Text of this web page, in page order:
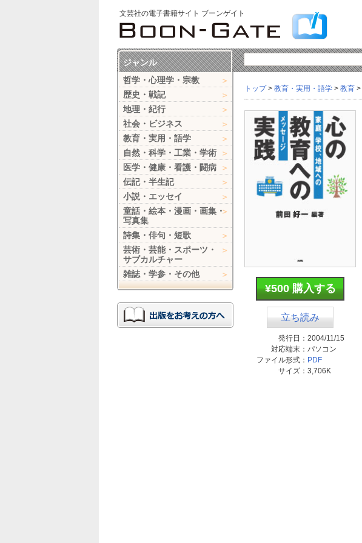
文芸社の電子書籍サイト ブーンゲイト
トップ> 教育・実用・語学 > 教育 >
¥500 購入する
立ち読み
発行日： 2004/11/15
対応端末： パソコン
ファイル形式： PDF
サイズ： 3,706K
ジャンル
哲学・心理学・宗教
歴史・戦記
地理・紀行
社会・ビジネス
教育・実用・語学
自然・科学・工業・学術
医学・健康・看護・闘病
伝記・半生記
小説・エッセイ
童話・絵本・漫画・画集・
写真集
詩集・俳句・短歌
芸術・芸能・スポーツ・
サブカルチャー
雑誌・学参・その他